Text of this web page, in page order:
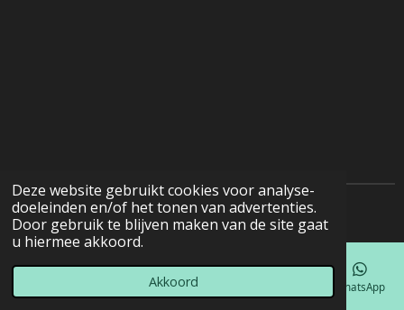
Deze website gebruikt cookies voor analyse-
doeleinden en/of het tonen van advertenties.
Door gebruik te blijven maken van de site gaat
u hiermee akkoord.
Akkoord
© 2022 - 2026 Natuurfotografie
Telefoonnummer WhatsApp